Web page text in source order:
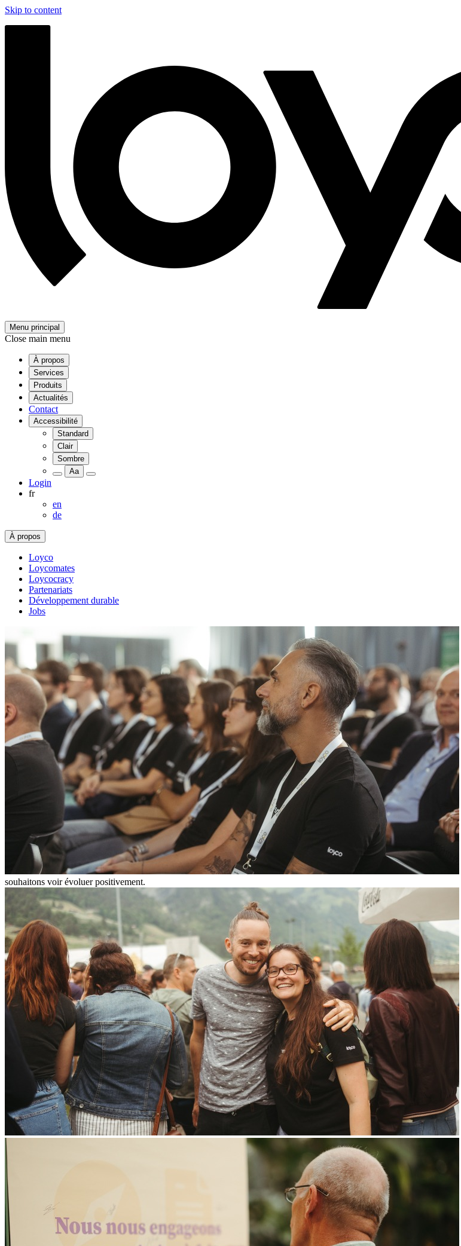
Skip to content
Menu principal
Close main menu
À propos
Services
Produits
Actualités
Contact
Accessibilité
Standard
Clair
Sombre
Aa
Login
fr
en
de
À propos
Loyco
Loycomates
Loycocracy
Partenariats
Développement durable
Jobs
souhaitons voir évoluer positivement.